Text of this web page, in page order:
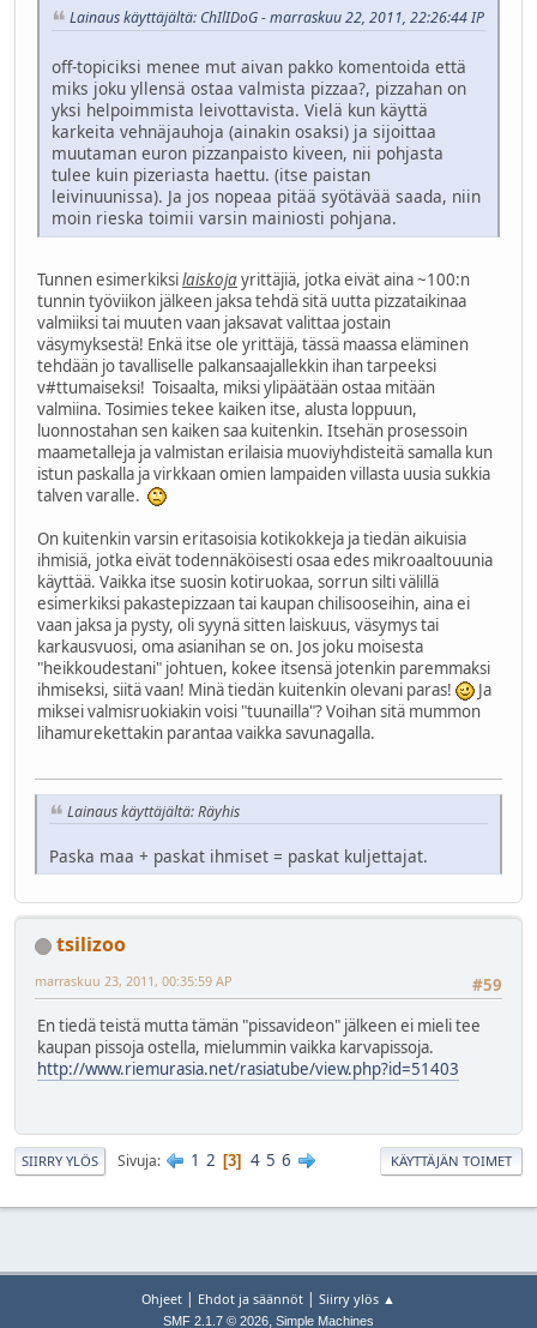
Lainaus käyttäjältä: ChIlIDoG - marraskuu 22, 2011, 22:26:44 IP
off-topiciksi menee mut aivan pakko komentoida että
miks joku yllensä ostaa valmista pizzaa?, pizzahan on
yksi helpoimmista leivottavista. Vielä kun käyttä
karkeita vehnäjauhoja (ainakin osaksi) ja sijoittaa
muutaman euron pizzanpaisto kiveen, nii pohjasta
tulee kuin pizeriasta haettu. (itse paistan
leivinuunissa). Ja jos nopeaa pitää syötävää saada, niin
moin rieska toimii varsin mainiosti pohjana.
Tunnen esimerkiksilaiskojayrittäjiä, jotka eivät aina ~100:n
tunnin työviikon jälkeen jaksa tehdä sitä uutta pizzataikinaa
valmiiksi tai muuten vaan jaksavat valittaa jostain
väsymyksestä! Enkä itse ole yrittäjä, tässä maassa eläminen
tehdään jo tavalliselle palkansaajallekkin ihan tarpeeksi
v#ttumaiseksi! Toisaalta, miksi ylipäätään ostaa mitään
valmiina. Tosimies tekee kaiken itse, alusta loppuun,
luonnostahan sen kaiken saa kuitenkin. Itsehän prosessoin
maametalleja ja valmistan erilaisia muoviyhdisteitä samalla kun
istun paskalla ja virkkaan omien lampaiden villasta uusia sukkia
talven varalle.
On kuitenkin varsin eritasoisia kotikokkeja ja tiedän aikuisia
ihmisiä, jotka eivät todennäköisesti osaa edes mikroaaltouunia
käyttää. Vaikka itse suosin kotiruokaa, sorrun silti välillä
esimerkiksi pakastepizzaan tai kaupan chilisooseihin, aina ei
vaan jaksa ja pysty, oli syynä sitten laiskuus, väsymys tai
karkausvuosi, oma asianihan se on. Jos joku moisesta
"heikkoudestani" johtuen, kokee itsensä jotenkin paremmaksi
ihmiseksi, siitä vaan! Minä tiedän kuitenkin olevani paras!
Ja
miksei valmisruokiakin voisi "tuunailla"? Voihan sitä mummon
lihamurekettakin parantaa vaikka savunagalla.
Lainaus käyttäjältä: Räyhis
Paska maa + paskat ihmiset = paskat kuljettajat.
tsilizoo
#59
marraskuu 23, 2011, 00:35:59 AP
En tiedä teistä mutta tämän "pissavideon" jälkeen ei mieli tee
kaupan pissoja ostella, mielummin vaikka karvapissoja.
http://www.riemurasia.net/rasiatube/view.php?id=51403
SIIRRY YLÖS Sivuja 1 2 3 4 5 6 KÄYTTÄJÄN TOIMET
Ohjeet | Ehdot ja säännöt | Siirry ylös ▲
SMF 2.1.7 © 2026, Simple Machines